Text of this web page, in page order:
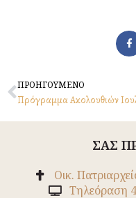
Prev
ΠΡΟΗΓΟΥΜΕΝΟ
ΣΑΣ
Οικ.
Tηλεόραση